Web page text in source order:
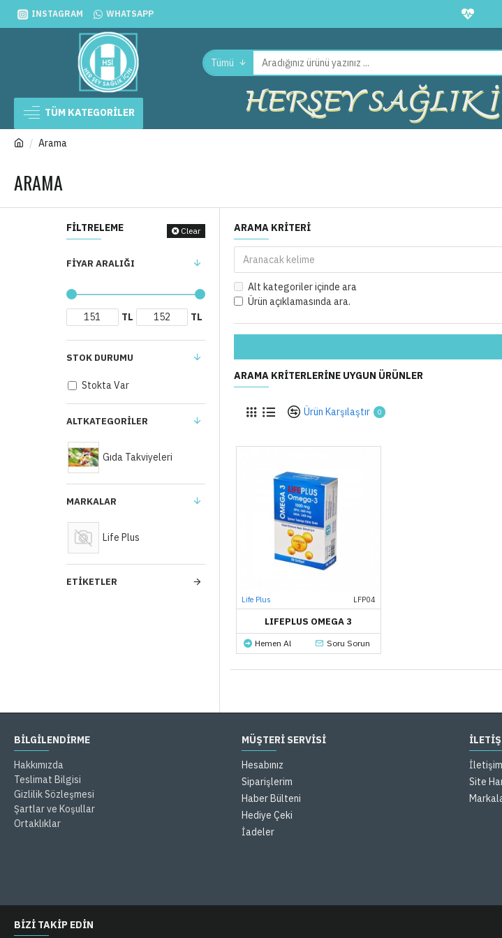
INSTAGRAM WHATSAPP
Tümü
TÜM KATEGORİLER HERŞEY SAĞLIK
Arama
ARAMA
FILTRELEME Clear
FIYAR ARALIĞI
TL TL
ALTKATEGORILER
Gıda Takviyeleri
MARKALAR
Life Plus
ETIKETLER
STOK DURUMU
Stokta Var
ARAMA KRITERI
Alt kategoriler içinde ara
Ürün açıklamasında ara.
ARAMA KRITERLERINE UYGUN ÜRÜNLER
Ürün Karşılaştır 0
Life Plus LFP04
LIFEPLUS OMEGA 3
Hemen Al Soru Sorun
BILGILENDIRME
Hakkımızda
Teslimat Bilgisi
Gizlilik Sözleşmesi
Şartlar ve Koşullar
Ortaklıklar
MÜŞTERİ SERVİSİ
Hesabınız
Siparişlerim
Haber Bülteni
Hediye Çeki
İadeler
İletişim
Site
BIZI TAKIP EDIN